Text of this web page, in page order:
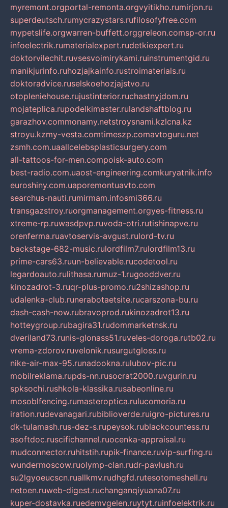
myremont.orgportal-remonta.orgvyitikho.rumirjon.ru
superdeutsch.rumycrazystars.rufilosofyfree.com
mypetslife.orgwarren-buffett.orggreleon.comsp-or.ru
infoelectrik.rumaterialexpert.rudetkiexpert.ru
doktorvilechit.ruvsesvoimirykami.ruinstrumentgid.ru
manikjurinfo.ruhozjajkainfo.rustroimaterials.ru
doktoradvice.ruselskoehozjajstvo.ru
otopleniehouse.rujustinterior.ruchastnyjdom.ru
mojateplica.rupodelkimaster.rulandshaftblog.ru
garazhov.commonamy.netstroysnami.kzlcna.kz
stroyu.kzmy-vesta.comtimeszp.comavtoguru.net
zsmh.com.uaallcelebsplasticsurgery.com
all-tattoos-for-men.compoisk-auto.com
best-radio.com.uaost-engineering.comkuryatnik.info
euroshiny.com.uaporemontuavto.com
searchus-nauti.rumirmam.infosmi366.ru
transgazstroy.ruorgmanagement.orgyes-fitness.ru
xtreme-rp.ruwasdpvp.ruvoda-otri.rutishinapve.ru
orenferma.ruavtoservis-avgust.rulord-tv.ru
backstage-682-music.rulordfilm7.rulordfilm13.ru
prime-cars63.ruun-believable.rucodetool.ru
legardoauto.rulithasa.rumuz-1.rugooddver.ru
kinozadrot-3.ruqr-plus-promo.ru2shizashop.ru
udalenka-club.runerabotaetsite.rucarszona-bu.ru
dash-cash-now.rubravoprod.rukinozadrot13.ru
hotteygroup.rubagira31.rudommarketnsk.ru
dveriland73.runis-glonass51.ruveles-doroga.rutb02.ru
vrema-zdorov.ruvelonik.rusurgutgloss.ru
nike-air-max-95.runadookna.rulubov-pic.ru
mobilreklama.rupds-nn.rusocrat2000.ruvgurin.ru
spksochi.rushkola-klassika.rusabeonline.ru
mosoblfencing.rumasteroptica.rulucomoria.ru
iration.rudevanagari.rubiblioverde.ruigro-pictures.ru
dk-tulamash.rus-dez-s.rupeysok.rublackcountess.ru
asoftdoc.ruscifichannel.ruocenka-appraisal.ru
mudconnector.ruhitstih.rupik-finance.ruvip-surfing.ru
wundermoscow.ruolymp-clan.rudr-pavlush.ru
su2lgyoeucscn.ruallkmv.rudhgfd.rutesotomeshell.ru
netoen.ruweb-digest.ruchanganqiyuana07.ru
kuper-dostavka.ruedemvgelen.ruytyt.ruinfoelektrik.ru